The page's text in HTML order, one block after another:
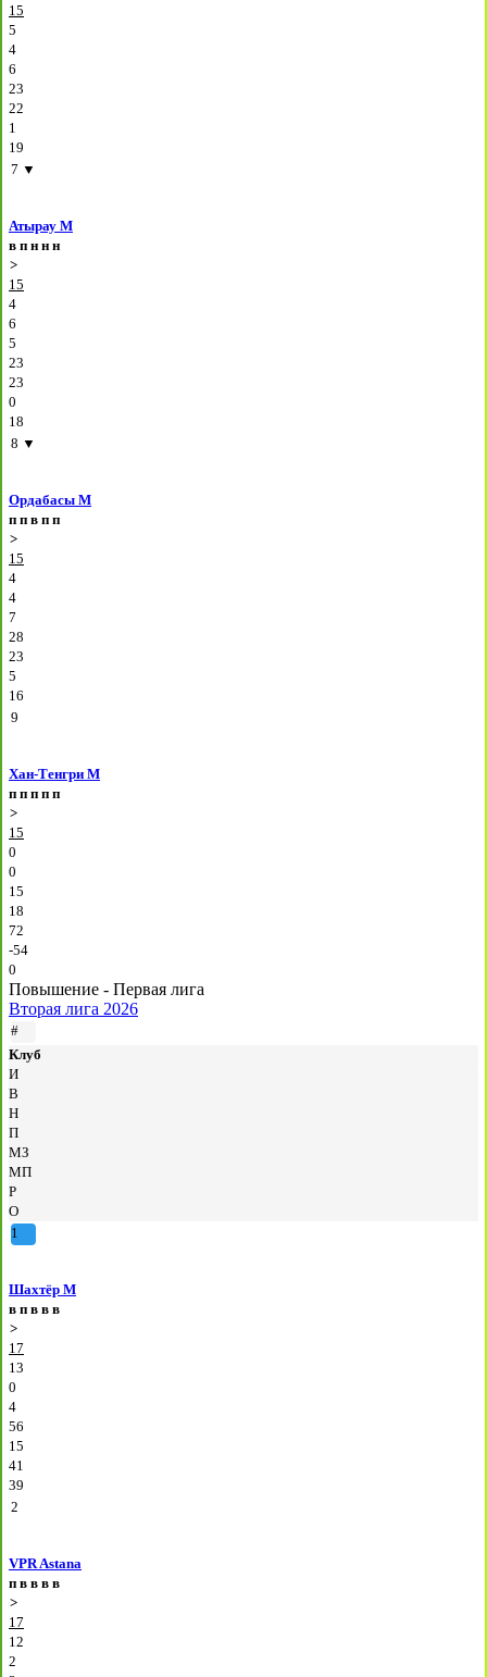
15
5
4
6
23
22
1
19
7 ▼
Атырау М
в п н н н
>
15
4
6
5
23
23
0
18
8 ▼
Ордабасы М
п п в п п
>
15
4
4
7
28
23
5
16
9
Хан-Тенгри М
п п п п п
>
15
0
0
15
18
72
-54
0
Повышение - Первая лига
Вторая лига 2026
#
Клуб
И
В
Н
П
МЗ
МП
Р
О
1
Шахтёр М
в п в в в
>
17
13
0
4
56
15
41
39
2
VPR Astana
п в в в в
>
17
12
2